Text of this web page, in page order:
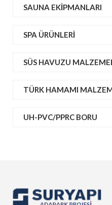
SAUNA EKIPMANLARI
SPA ÜRÜNLERI
SÜS HAVUZU
TÜRK HAMAMI
UH-PVC/PPRC BORU